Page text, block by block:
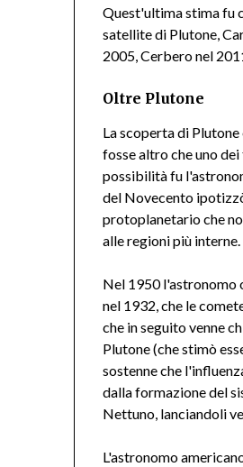
Quest'ultima stima fu
satellite di Plutone,
2005, Cerbero nel
Oltre Plutone
La scoperta di
fosse altro che uno
possibilità fu
del Novecento
protoplanetario che
alle regioni più interne.
Nel 1950 l'astronomo
nel 1932, che le
che in seguito venne
Plutone (che stimò
sostenne che
dalla formazione del
Nettuno, lanciandoli
L'astronomo